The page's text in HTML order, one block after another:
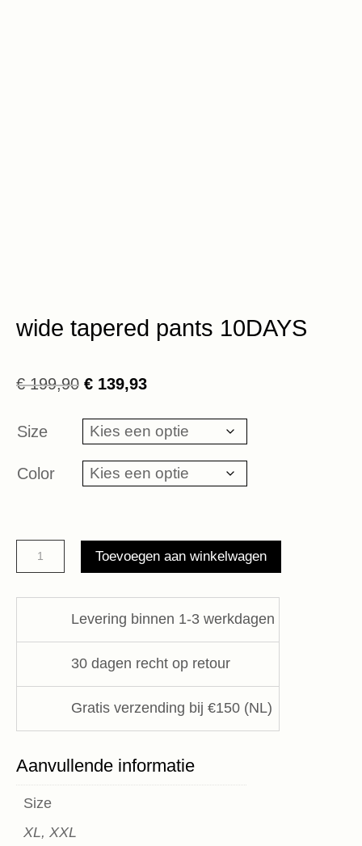
wide tapered pants 10DAYS
€199,90 Oorspronkelijke
was:
€ 199,90.
€ 139,93Huidige
is:
€ 139,93.
Size
Color
wide
tapered
Toevoegen aan winkelwagen
Levering binnen 1-3 werkdagen
30 dagen recht op retour
Gratis verzending bij €150 (NL)
Aanvullende informatie
Size
XL, XXL